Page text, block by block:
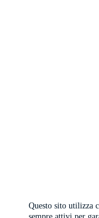
Questo sito utilizza
sempre attivi per